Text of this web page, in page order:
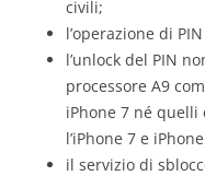
civili;
l’operazione di PIN
l’unlock del PIN
processore A9
iPhone 7 né quelli
l’iPhone 7 e
il servizio di